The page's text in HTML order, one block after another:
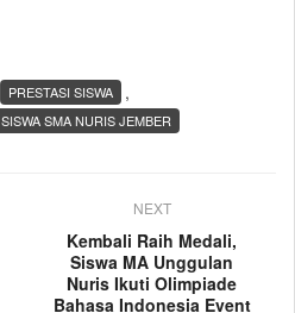
,
PRESTASI SISWA
SISWA SMA NURIS JEMBER
NEXT
Kembali Raih Medali,
Siswa MA Unggulan
Nuris Ikuti Olimpiade
Bahasa Indonesia Event